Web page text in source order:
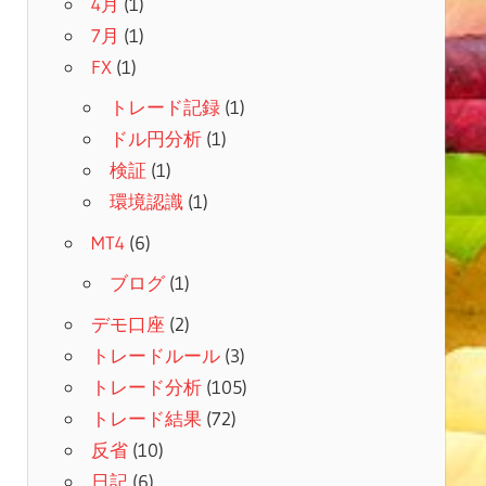
7月 (1)
FX(1)
トレード記録(1)
ドル円分析(1)
検証 (1)
環境認識(1)
MT4(6)
ブログ(1)
デモ口座 (2)
トレードルール(3)
トレード分析(105)
トレード結果 (72)
反省(10)
日記 (6)